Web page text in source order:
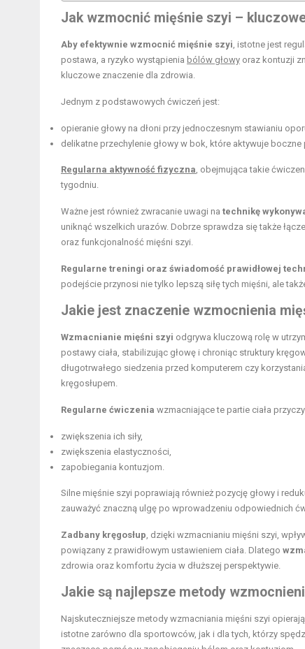
Jak wzmocnić mięśnie szyi –
Aby efektywnie wzmocnić mięśnie szyi, istotne jest
postawa, a ryzyko wystąpienia bólów głowy oraz kontuzji
kluczowe znaczenie dla zdrowia.
Jednym z podstawowych ćwiczeń jest:
opieranie głowy na dłoni przy jednoczesnym stawianiu
delikatne przechylenie głowy w bok, które aktywuje boczne
Regularna aktywność fizyczna, obejmująca takie
tygodniu.
Ważne jest również zwracanie uwagi na technikę
uniknąć wszelkich urazów. Dobrze sprawdza się także
oraz funkcjonalność mięśni szyi.
Regularne treningi oraz świadomość prawidłowej
podejście przynosi nie tylko lepszą siłę tych mięśni, ale
Jakie jest znaczenie wzmocnienia
Wzmacnianie mięśni szyi odgrywa kluczową rolę w
postawy ciała, stabilizując głowę i chroniąc struktury
długotrwałego siedzenia przed komputerem czy
kręgosłupem.
Regularne ćwiczenia wzmacniające te partie ciała
zwiększenia ich siły,
zwiększenia elastyczności,
zapobiegania kontuzjom.
Silne mięśnie szyi poprawiają również pozycję głowy i
zauważyć znaczną ulgę po wprowadzeniu odpowiednich
Zadbany kręgosłup, dzięki wzmacnianiu mięśni szyi,
powiązany z prawidłowym ustawieniem ciała. Dlatego
zdrowia oraz komfortu życia w dłuższej perspektywie.
Jakie są najlepsze metody
Najskuteczniejsze metody wzmacniania mięśni szyi
istotne zarówno dla sportowców, jak i dla tych, którzy